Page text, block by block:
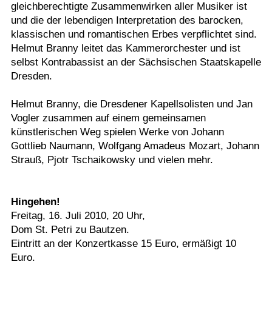
gleichberechtigte Zusammenwirken aller Musiker ist
und die der lebendigen Interpretation des barocken,
klassischen und romantischen Erbes verpflichtet sind.
Helmut Branny leitet das Kammerorchester und ist
selbst Kontrabassist an der Sächsischen Staatskapelle
Dresden.
Helmut Branny, die Dresdener Kapellsolisten und Jan
Vogler zusammen auf einem gemeinsamen
künstlerischen Weg spielen Werke von Johann
Gottlieb Naumann, Wolfgang Amadeus Mozart, Johann
Strauß, Pjotr Tschaikowsky und vielen mehr.
Hingehen!
Freitag, 16. Juli 2010, 20 Uhr,
Dom St. Petri zu Bautzen.
Eintritt an der Konzertkasse 15 Euro, ermäßigt 10
Euro.